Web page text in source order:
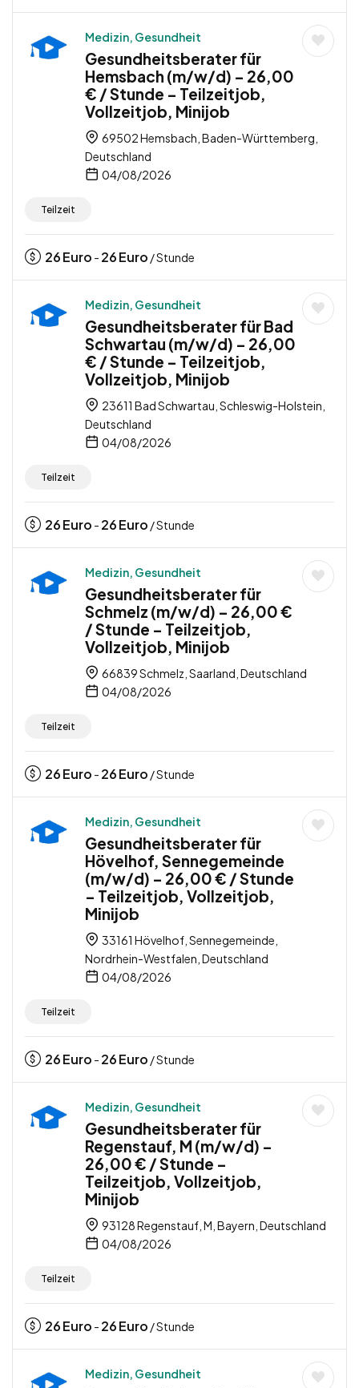
Medizin, Gesundheit
Gesundheitsberater für
Hemsbach (m/w/d) – 26,00
€ / Stunde – Teilzeitjob,
Vollzeitjob, Minijob
69502 Hemsbach, Baden-Württemberg,
Deutschland
04/08/2026
Teilzeit
26Euro - 26Euro / Stunde
Medizin, Gesundheit
Gesundheitsberater für Bad
Schwartau (m/w/d) – 26,00
€ / Stunde – Teilzeitjob,
Vollzeitjob, Minijob
23611 Bad Schwartau, Schleswig-Holstein,
Deutschland
04/08/2026
Teilzeit
26Euro - 26Euro / Stunde
Medizin, Gesundheit
Gesundheitsberater für
Schmelz (m/w/d) – 26,00 €
/ Stunde – Teilzeitjob,
Vollzeitjob, Minijob
66839 Schmelz, Saarland, Deutschland
04/08/2026
Teilzeit
26Euro - 26Euro / Stunde
Medizin, Gesundheit
Gesundheitsberater für
Hövelhof, Sennegemeinde
(m/w/d) – 26,00 € / Stunde
– Teilzeitjob, Vollzeitjob,
Minijob
33161 Hövelhof, Sennegemeinde,
Nordrhein-Westfalen, Deutschland
04/08/2026
Teilzeit
26Euro - 26Euro / Stunde
Medizin, Gesundheit
Gesundheitsberater für
Regenstauf, M (m/w/d) –
26,00 € / Stunde –
Teilzeitjob, Vollzeitjob,
Minijob
93128 Regenstauf, M, Bayern, Deutschland
04/08/2026
Teilzeit
26Euro - 26Euro / Stunde
Medizin, Gesundheit